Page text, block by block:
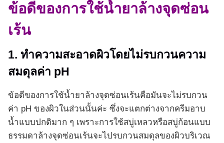
ข้อดีของการใช้น้ำยาล้างจุดซ่อน
เร้น
1. ทำความสะอาดผิวโดยไม่รบกวนความ
สมดุลค่า pH
ข้อดีของการใช้น้ำยาล้างจุดซ่อนเร้นคือมันจะไม่รบกวน
ค่า pH ของผิวในส่วนนั้นค่ะ ซึ่งจะแตกต่างจากครีมอาบ
น้ำแบบปกติมาก ๆ เพราะการใช้สบู่เหลวหรือสบู่ก้อนแบบ
ธรรมดาล้างจุดซ่อนเร้นจะไปรบกวนสมดุลของผิวบริเวณ